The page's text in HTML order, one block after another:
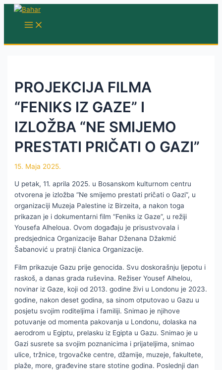
Skip
MAIN
MENU
PROJEKCIJA FILMA
“FENIKS IZ GAZE” I
IZLOŽBA “NE SMIJEMO
PRESTATI PRIČATI O GAZI”
15. Maja 2025.
U petak, 11. aprila 2025. u Bosanskom kulturnom centru
otvorena je izložba “Ne smijemo prestati pričati o Gazi”, u
organizaciji Muzeja Palestine iz Birzeita, a nakon toga
prikazan je i dokumentarni film “Feniks iz Gaze”, u režiji
Yousefa Alheloua. Ovom događaju je prisustvovala i
predsjednica Organizacije Bahar Dženana Džakmić
Šabanović u pratnji članica Organizacije.
Film prikazuje Gazu prije genocida. Svu doskorašnju ljepotu i
raskoš, a danas grada ruševina. Režiser Yousef Alhelou,
novinar iz Gaze, koji od 2013. godine živi u Londonu je 2023.
godine, nakon deset godina, sa sinom otputovao u Gazu u
posjetu svojim roditeljima i familiji. Snimao je njihove
potuvanje od momenta pakovanja u Londonu, dolaska na
aerodrom u Egiptu, prelasku iz Egipta u Gazu. Snimao je u
Gazi susrete sa svojim poznanicima i prijateljima, snimao
ulice, tržnice, trgovačke centre, džamije, muzeje, fakultete,
plaže, more, građevine stare stotine godina. Poslednji dan